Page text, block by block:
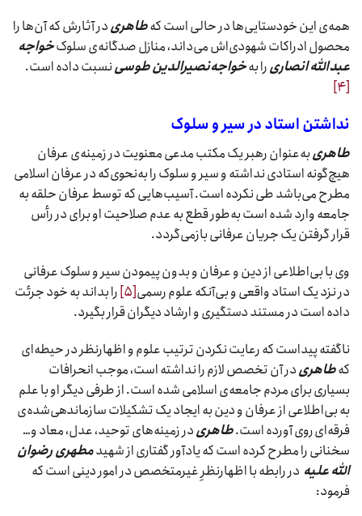
همه‌ی این خودستایی‌ها در حالی است کهطاهریدر آثارش که آن‌ها را
محصول ادراکات شهودی‌اش می‌داند، منازل صدگانه‌ی سلوکخواجه
عبدالله انصاریرا بهخواجه‌نصیرالدین طوسینسبت داده است.
[۴]
نداشتن استاد در سیر و سلوک
طاهریبه‌عنوان رهبر یک مکتب مدعی معنویت در زمینه‌ی عرفان
هیچ‌گونه استادی نداشته و سیر و سلوک را به‌نحوی‌که در عرفان اسلامی
مطرح می‌باشد طی نکرده است. آسیب‌هایی که توسط عرفان حلقه به
جامعه وارد شده است به‌طور قطع به عدم صلاحیت او برای در رأس
قرار گرفتن یک جریان عرفانی بازمی‌گردد.
وی با بی‌اطلاعی از دین و عرفان و بدون پیمودن سیر و سلوک عرفانی
در نزد یک استاد واقعی و بی‌آنکه علوم رسمی[۵]
را بداند به خود جرئت
داده است در مستند دستگیری و ارشاد دیگران قرار بگیرد.
ناگفته پیداست که رعایت نکردن ترتیب علوم و اظهارنظر در حیطه‌ای
کهطاهریدر آن تخصص لازم را نداشته است، موجب انحرافات
بسیاری برای مردم جامعه‌ی اسلامی شده است. از طرفی دیگر او با علم
به بی‌اطلاعی از عرفان و دین به ایجاد یک تشکیلات سازماندهی‌شده‌ی
فرقه‌ای روی آورده است.طاهریدر زمینه‌های توحید، عدل، معاد و…
سخنانی را مطرح کرده است که یادآور گفتاری از شهیدمطهری رضوان
الله علیه در رابطه با اظهارنظرِ غیرمتخصص در امور دینی است که
فرمود: